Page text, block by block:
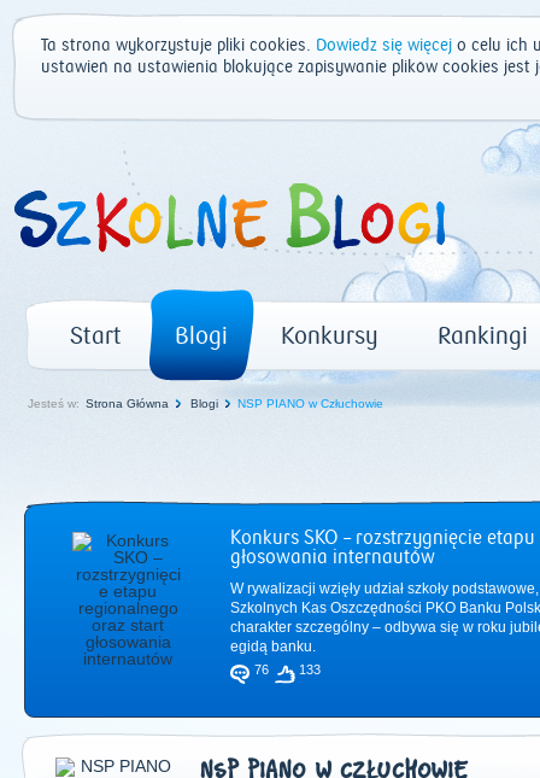
Ta strona wykorzystuje pliki cookies. Dowiedz się więcej o celu ich
ustawień na ustawienia blokujące zapisywanie plików cookies
Start Blogi Konkursy Rankingi
Jesteś w: Strona Główna Blogi NSP PIANO w Człuchowie
Konkurs SKO – rozstrzygnięcie
głosowania internautów
W rywalizacji wzięły udział szkoły
Szkolnych Kas Oszczędności PKO Banku
charakter szczególny – odbywa się w roku
egidą banku.
76 133